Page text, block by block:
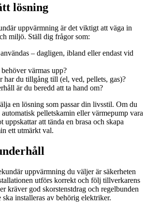
lösning
uppvärmning är det viktigt att väga in
miljö. Ställ dig frågor som:
– dagligen, ibland eller endast vid
värmas upp?
har du tillgång till (el, ved, pellets, gas)?
är du beredd att ta hand om?
en lösning som passar din livsstil. Om du
pelletskamin eller värmepump vara
uppskattar att tända en brasa och skapa
ett utmärkt val.
uppvärmning du väljer är säkerheten
utförs korrekt och följ tillverkarens
kräver god skorstenstdrag och regelbunden
installeras av behörig elektriker.